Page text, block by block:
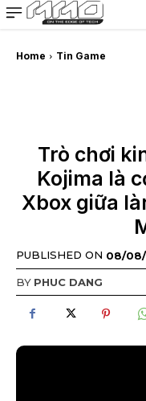
MMOSITE -
Bài viết nổi bật
Home Tin Game
Trò chơi
Kojima là
Xbox giữa
PUBLISHED ON 08/
BY PHUC DANG